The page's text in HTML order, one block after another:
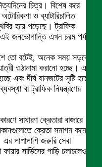
চিত্র। বিশেষ করে
ও ব্যাটারিচালিত
হয়ে পড়েছে। ট্রাফিক
জনভোগান্তি এখন চরম পর্যায়ে
তো বটেই, অনেক সময় সড়কের
ওঠানামা করানো হচ্ছে। এতে
এবং দীর্ঘ যানজটের সৃষ্টি হচ্ছে।
বা ট্রাফিক নিয়ন্ত্রণের
সাধারণ ক্রেতারা বাজারে
ক্রেতা সমাগম কমে
পাশাপাশি জরুরি সেবা
সার্ভিসের গাড়ি চলাচলেও